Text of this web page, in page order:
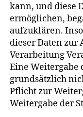
kann, und diese
ermöglichen,
aufzuklären.
dieser Daten zur
Verarbeitung
Eine Weitergabe
grundsätzlich
Pflicht zur
Weitergabe der